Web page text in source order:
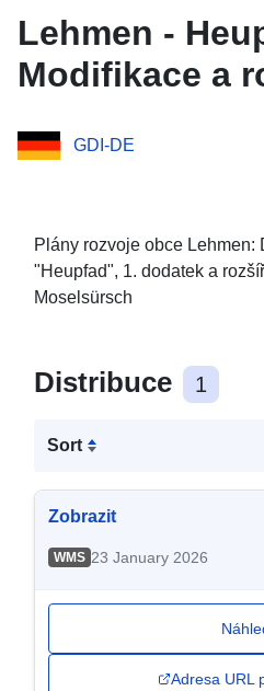
Lehmen -
Modifikace a
GDI-DE
Plány rozvoje obce Lehmen:
"Heupfad", 1. dodatek a
Moselsürsch
Distribuce 1
Sort
Zobrazit
WMS 23 January 2026
Adresa URL